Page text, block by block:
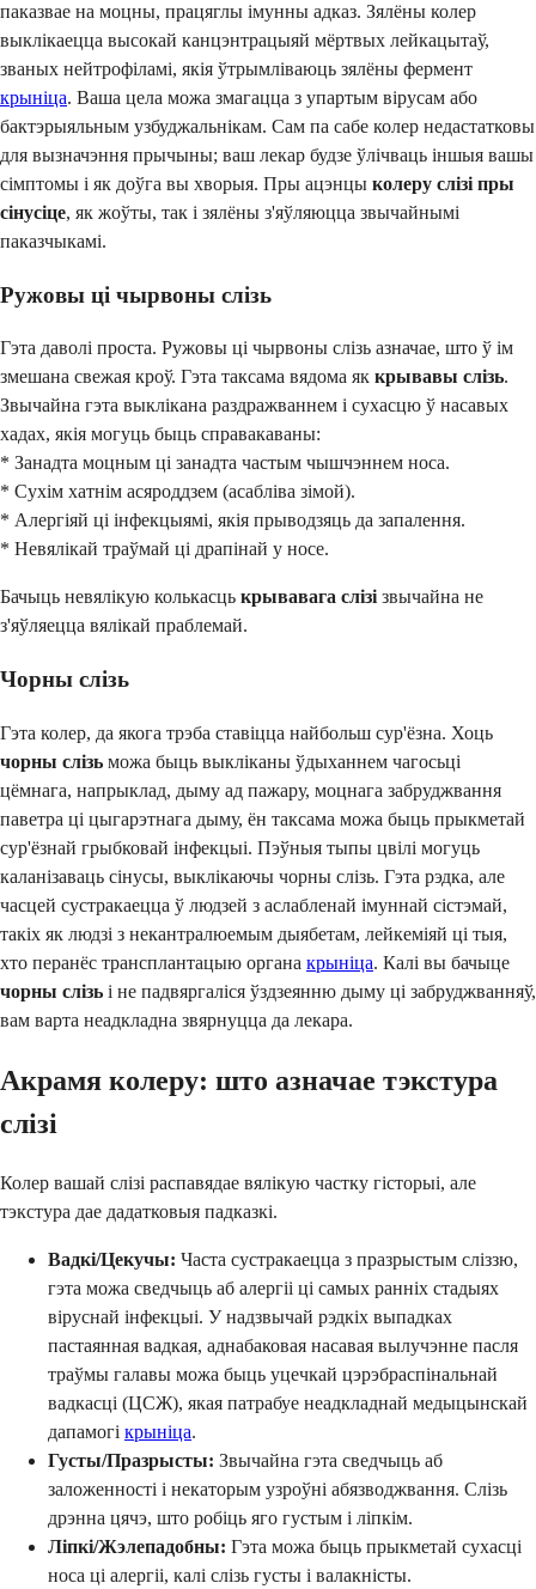
паказвае на моцны, працяглы імунны адказ. Зялёны колер
выклікаецца высокай канцэнтрацыяй мёртвых лейкацытаў,
званых нейтрофіламі, якія ўтрымліваюць зялёны фермент
крыніца. Ваша цела можа змагацца з упартым вірусам або
бактэрыяльным узбуджальнікам. Сам па сабе колер недастатковы
для вызначэння прычыны; ваш лекар будзе ўлічваць іншыя вашы
сімптомы і як доўга вы хворыя. Пры ацэнцы колеру слізі пры
сінусіце, як жоўты, так і зялёны з'яўляюцца звычайнымі
паказчыкамі.
Ружовы ці чырвоны слізь
Гэта даволі проста. Ружовы ці чырвоны слізь азначае, што ў ім
змешана свежая кроў. Гэта таксама вядома як крывавы слізь.
Звычайна гэта выклікана раздражваннем і сухасцю ў насавых
хадах, якія могуць быць справакаваны:
* Занадта моцным ці занадта частым чышчэннем носа.
* Сухім хатнім асяроддзем (асабліва зімой).
* Алергіяй ці інфекцыямі, якія прыводзяць да запалення.
* Невялікай траўмай ці драпінай у носе.
Бачыць невялікую колькасць крывавага слізі звычайна не
з'яўляецца вялікай праблемай.
Чорны слізь
Гэта колер, да якога трэба ставіцца найбольш сур'ёзна. Хоць
чорны слізь можа быць выкліканы ўдыханнем чагосьці
цёмнага, напрыклад, дыму ад пажару, моцнага забруджвання
паветра ці цыгарэтнага дыму, ён таксама можа быць прыкметай
сур'ёзнай грыбковай інфекцыі. Пэўныя тыпы цвілі могуць
каланізаваць сінусы, выклікаючы чорны слізь. Гэта рэдка, але
часцей сустракаецца ў людзей з аслабленай імуннай сістэмай,
такіх як людзі з некантралюемым дыябетам, лейкеміяй ці тыя,
хто перанёс трансплантацыю органа крыніца. Калі вы бачыце
чорны слізь і не падвяргаліся ўздзеянню дыму ці забруджванняў,
вам варта неадкладна звярнуцца да лекара.
Акрамя колеру: што азначае тэкстура
слізі
Колер вашай слізі распавядае вялікую частку гісторыі, але
тэкстура дае дадатковыя падказкі.
Вадкі/Цекучы: Часта сустракаецца з празрыстым сліззю,
гэта можа сведчыць аб алергіі ці самых ранніх стадыях
віруснай інфекцыі. У надзвычай рэдкіх выпадках
пастаянная вадкая, аднабаковая насавая вылучэнне пасля
траўмы галавы можа быць уцечкай цэрэбраспінальнай
вадкасці (ЦСЖ), якая патрабуе неадкладнай медыцынскай
дапамогі крыніца.
Густы/Празрысты: Звычайна гэта сведчыць аб
заложенності і некаторым узроўні абязводжвання. Слізь
дрэнна цячэ, што робіць яго густым і ліпкім.
Ліпкі/Жэлепадобны: Гэта можа быць прыкметай сухасці
носа ці алергіі, калі слізь густы і валакністы.